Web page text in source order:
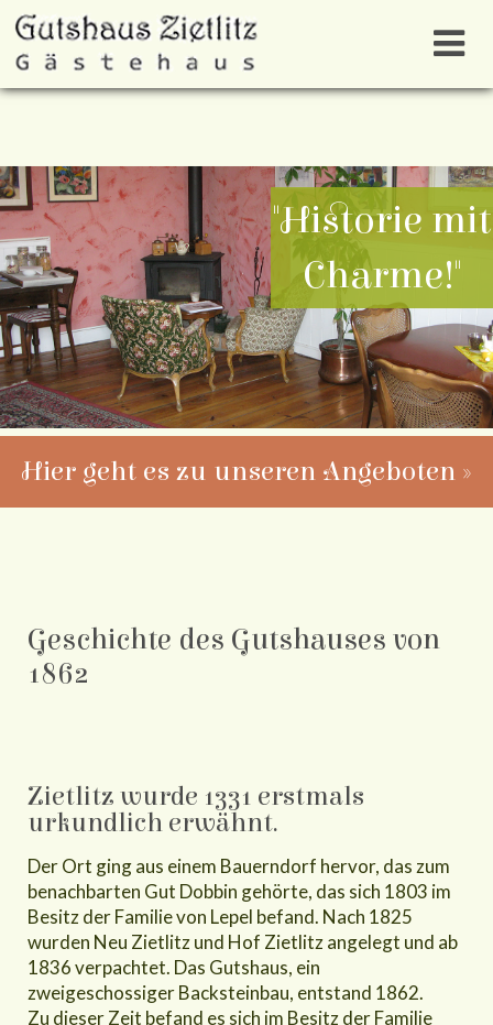
Hier geht es zu unseren Angeboten »
"Historie mit
Charme!"
Geschichte des Gutshauses von
1862
Zietlitz wurde 1331 erstmals
urkundlich erwähnt.
Der Ort ging aus einem Bauerndorf hervor, das zum
benachbarten Gut Dobbin gehörte, das sich 1803 im
Besitz der Familie von Lepel befand. Nach 1825
wurden Neu Zietlitz und Hof Zietlitz angelegt und ab
1836 verpachtet. Das Gutshaus, ein
zweigeschossiger Backsteinbau, entstand 1862.
Zu dieser Zeit befand es sich im Besitz der Familie